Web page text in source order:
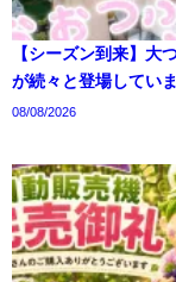
【シーズン到来】大
が続々と登場してい
08/08/2026